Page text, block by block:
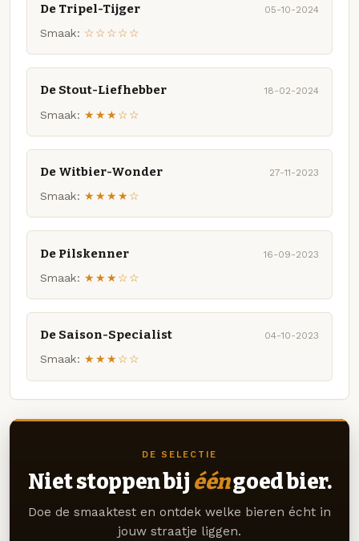
De Tripel-Tijger 05-10-2024
Smaak: ☆☆☆☆☆
De Stout-Liefhebber 18-02-2024
Smaak: ★★★☆☆
De Witbier-Wonder 27-11-2023
Smaak: ★★★★☆
De Pilskenner 16-09-2023
Smaak: ★★★☆☆
De Saison-Specialist 04-10-2023
Smaak: ★★★☆☆
DE SELECTIE
Niet stoppen bij ééngoed bier.
Doe de smaaktest en ontdek welke bieren écht in
jouw straatje liggen.